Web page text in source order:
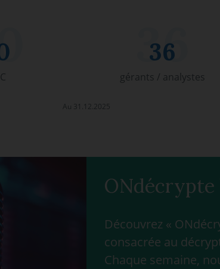
36
gérants / analystes
Au 31.12.2025
ONdécrypte
Découvrez «
consacrée au
Chaque semaine,